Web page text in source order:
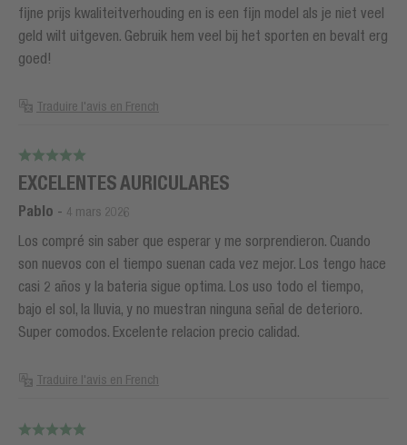
fijne prijs kwaliteitverhouding en is een fijn model als je niet veel
geld wilt uitgeven. Gebruik hem veel bij het sporten en bevalt erg
goed!
Traduire l'avis en French
EXCELENTES AURICULARES
Pablo - 4 mars 2026
Los compré sin saber que esperar y me sorprendieron. Cuando
son nuevos con el tiempo suenan cada vez mejor. Los tengo hace
casi 2 años y la bateria sigue optima. Los uso todo el tiempo,
bajo el sol, la lluvia, y no muestran ninguna señal de deterioro.
Super comodos. Excelente relacion precio calidad.
Traduire l'avis en French